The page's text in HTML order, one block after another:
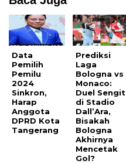
Data
Pemilih
Pemilu
2024
Sinkron,
Harap
Anggota
DPRD Kota
Tangerang
Prediksi
Laga
Bologna vs
Monaco:
Duel Sengit
di Stadio
Dall’Ara,
Bisakah
Bologna
Akhirnya
Mencetak
Gol?